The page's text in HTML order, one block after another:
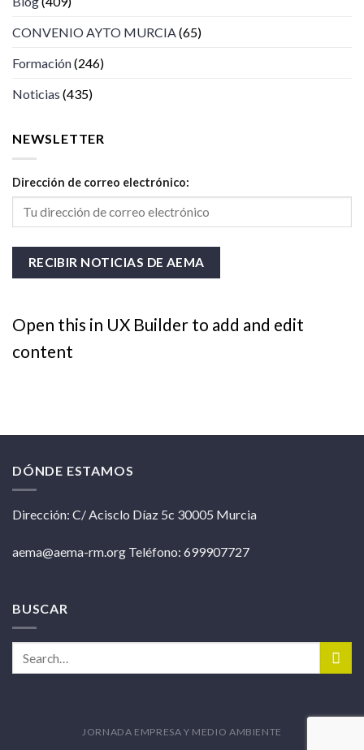
CONVENIO AYTO MURCIA(65)
Formación(246)
Noticias (435)
NEWSLETTER
Dirección de correo electrónico:
Open this in UX Builder to add and edit
content
DÓNDE ESTAMOS
Dirección: C/ Acisclo Díaz 5c 30005 Murcia
aema@aema-rm.org Teléfono: 699907727
BUSCAR
JORNADA EMPRESA Y MEDIO AMBIENTE